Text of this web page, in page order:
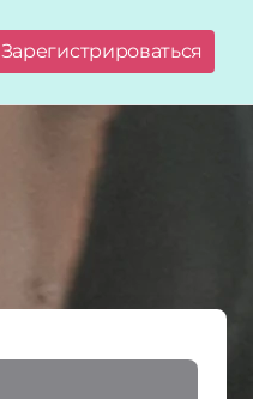
Зарегистрироваться